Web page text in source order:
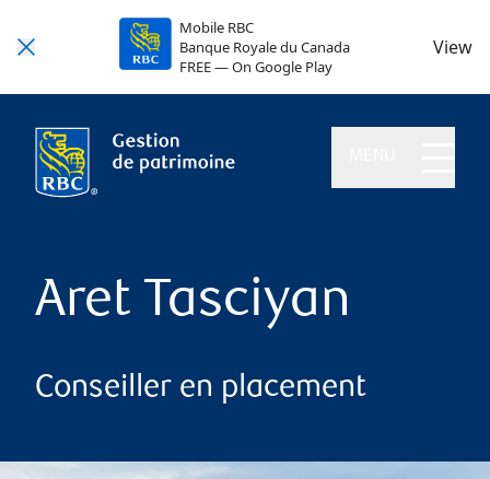
Mobile RBC
Banque Royale du Canada
FREE — On Google Play
View
Aret Tasciyan
Conseiller en placement